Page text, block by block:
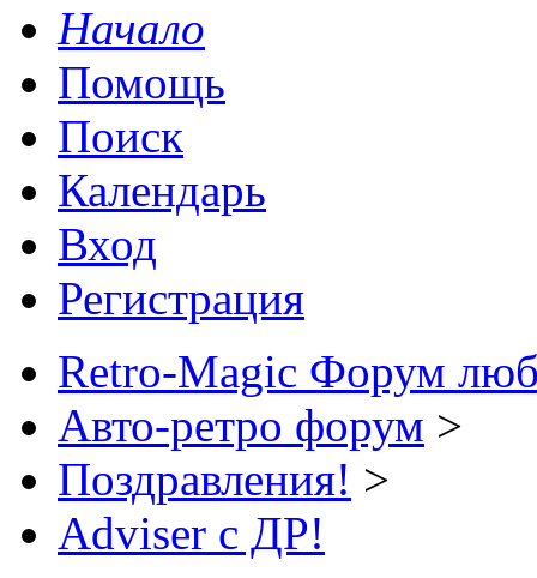
Начало
Помощь
Поиск
Календарь
Вход
Регистрация
Retro-Magic Форум
Авто-ретро форум >
Поздравления! >
Adviser с ДР!